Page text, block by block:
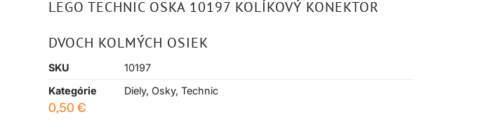
LEGO TECHNIC OSKA 10197 KOLÍKOVÝ KONEKTOR
DVOCH KOLMÝCH OSIEK
SKU
10197
Kategórie
Diely, Osky, Technic
0,50 €